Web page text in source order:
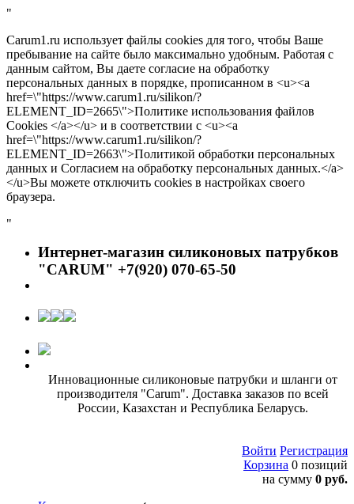
"
Carum1.ru использует файлы cookies для того, чтобы Ваше
пребывание на сайте было максимально удобным. Работая с
данным сайтом, Вы даете согласие на обработку
персональных данных в порядке, прописанном в <u><a
href=\"https://www.carum1.ru/silikon/?
ELEMENT_ID=2665\">Политике использования файлов
Cookies </a></u> и в соответствии с <u><a
href=\"https://www.carum1.ru/silikon/?
ELEMENT_ID=2663\">Политикой обработки персональных
данных и Согласием на обработку персональных данных.</a>
</u>Вы можете отключить cookies в настройках своего
браузера.
"
Интернет-магазин силиконовых патрубков
"CARUM" +7(920) 070-65-50
Инновационные силиконовые патрубки и шланги от
производителя "Carum". Доставка заказов по всей
России, Казахстан и Республика Беларусь.
Войти Регистрация
Корзина 0 позиций
на сумму 0 руб.